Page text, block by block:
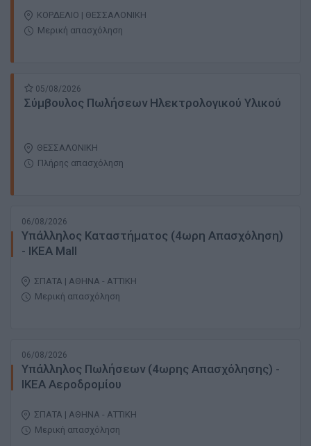
ΚΟΡΔΕΛΙΟ | ΘΕΣΣΑΛΟΝΙΚΗ
Μερική απασχόληση
05/08/2026
Σύμβουλος Πωλήσεων Ηλεκτρολογικού Υλικού
ΘΕΣΣΑΛΟΝΙΚΗ
Πλήρης απασχόληση
06/08/2026
Υπάλληλος Καταστήματος (4ωρη Απασχόληση)
- ΙΚΕΑ Mall
ΣΠΑΤΑ | ΑΘΗΝΑ - ΑΤΤΙΚΗ
Μερική απασχόληση
06/08/2026
Υπάλληλος Πωλήσεων (4ωρης Απασχόλησης) -
ΙΚΕΑ Αεροδρομίου
ΣΠΑΤΑ | ΑΘΗΝΑ - ΑΤΤΙΚΗ
Μερική απασχόληση